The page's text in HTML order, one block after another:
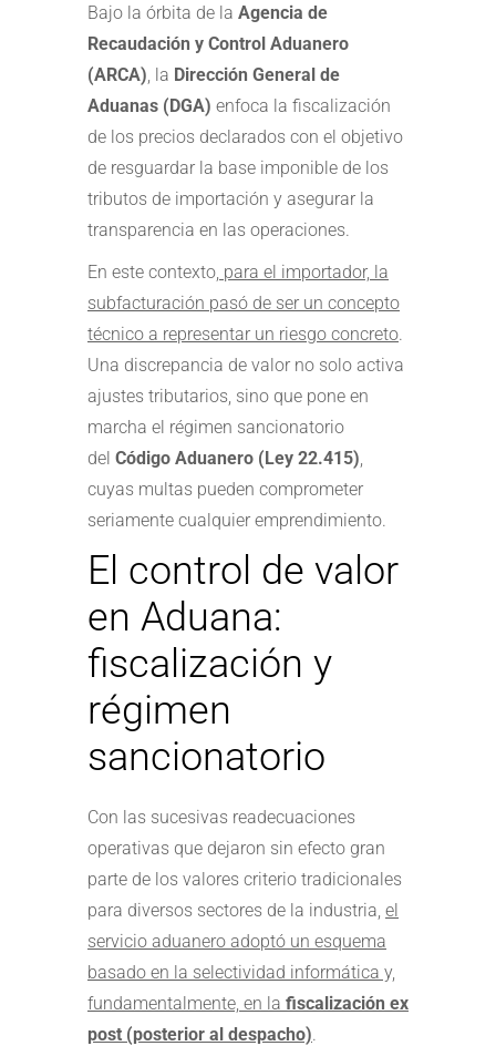
Bajo la órbita de la Agencia de
Recaudación y Control Aduanero
(ARCA) , la Dirección General de
Aduanas (DGA) enfoca la fiscalización
de los precios declarados con el objetivo
de resguardar la base imponible de los
tributos de importación y asegurar la
transparencia en las operaciones.
En este contexto, para el importador, la
subfacturación pasó de ser un concepto
técnico a representar un riesgo concreto.
Una discrepancia de valor no solo activa
ajustes tributarios, sino que pone en
marcha el régimen sancionatorio
del Código Aduanero (Ley 22.415)
cuyas multas pueden comprometer
seriamente cualquier emprendimiento.
El control de valor
en Aduana:
fiscalización y
régimen
sancionatorio
Con las sucesivas readecuaciones
operativas que dejaron sin efecto gran
parte de los valores criterio tradicionales
para diversos sectores de la industria, el
servicio aduanero adoptó un esquema
basado en la selectividad informática y,
fundamentalmente, en la fiscalización ex
post (posterior al despacho).